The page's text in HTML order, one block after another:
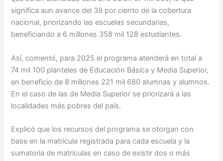
significa aun avance del 39 por ciento de la cobertura
nacional, priorizando las escuelas secundarias,
beneficiando a 6 millones 358 mil 128 estudiantes.
Así, comentó, para 2025 el programa atenderá en total a
74 mil 100 planteles de Educación Básica y Media Superior,
en beneficio de 8 millones 221 mil 680 alumnas y alumnos.
En el caso de las de Media Superior se priorizará a las
localidades más pobres del país.
Explicó que los recursos del programa se otorgan con
base en la matrícula registrada para cada escuela y la
sumatoria de matrículas en caso de existir dos o más